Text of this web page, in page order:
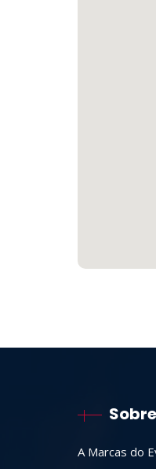
A Marcas do